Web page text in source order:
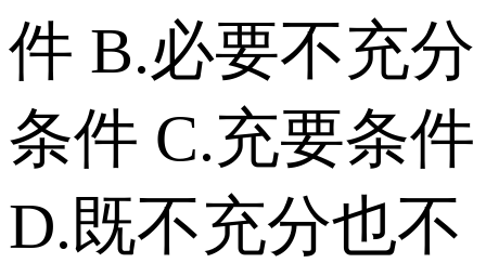
件 B.必要不充分
条件 C.充要条件
D.既不充分也不